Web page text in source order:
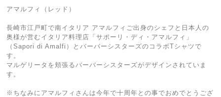
アマルフィ（レッド）
長崎市江戸町で南イタリア アマルフィご出身のシェフと日本人の
奥様が営むイタリア料理店「サポーリ・ディ・アマルフィ」
（Sapori di Amalfi）とバーバーシスターズのコラボTシャツで
す。
マルゲリータを頬張るバーバーシスターズがデザインされていま
す。
※ちなみにアマルフィさんは今年で十周年との事でおめでとうござ